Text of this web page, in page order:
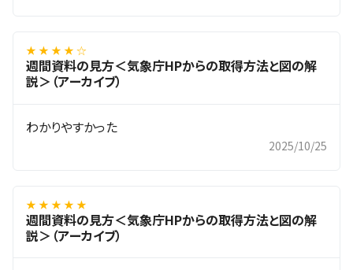
★ ★ ★ ★ ☆
週間資料の見方＜気象庁HPからの取得方法と図の解
説＞（アーカイブ）
わかりやすかった
2025/10/25
★ ★ ★ ★ ★
週間資料の見方＜気象庁HPからの取得方法と図の解
説＞（アーカイブ）